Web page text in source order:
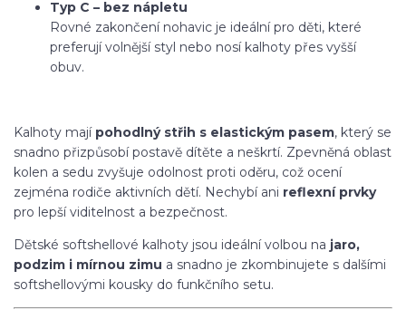
Typ C – bez nápletu
Rovné zakončení nohavic je ideální pro děti, které
preferují volnější styl nebo nosí kalhoty přes vyšší
obuv.
Kalhoty mají pohodlný střih s elastickým pasem, který se
snadno přizpůsobí postavě dítěte a neškrtí. Zpevněná oblast
kolen a sedu zvyšuje odolnost proti oděru, což ocení
zejména rodiče aktivních dětí. Nechybí ani reflexní prvky
pro lepší viditelnost a bezpečnost.
Dětské softshellové kalhoty jsou ideální volbou na jaro,
podzim i mírnou zimu a snadno je zkombinujete s dalšími
softshellovými kousky do funkčního setu.